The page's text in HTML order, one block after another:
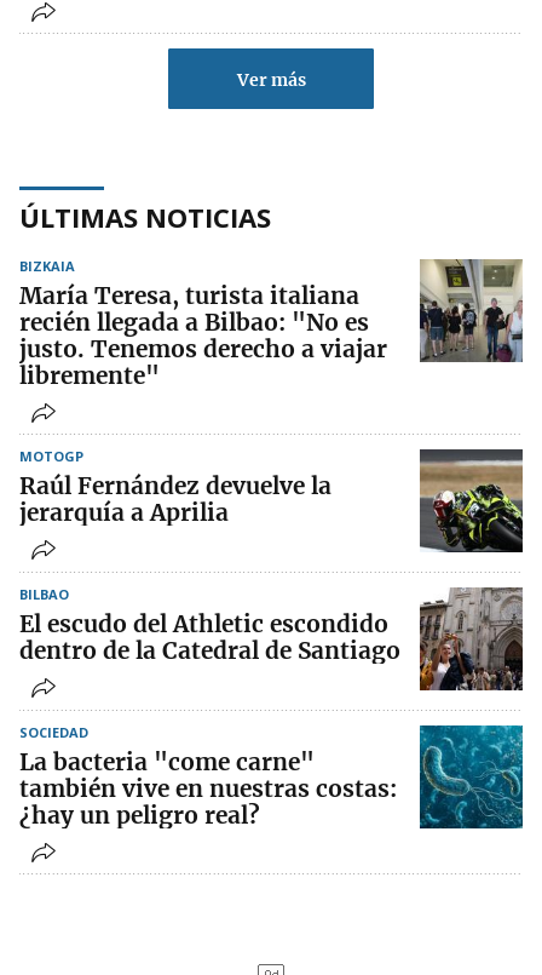
Ver más
ÚLTIMAS NOTICIAS
BIZKAIA
María Teresa, turista italiana
recién llegada a Bilbao: "No es
justo. Tenemos derecho a viajar
libremente"
MOTOGP
Raúl Fernández devuelve la
jerarquía a Aprilia
BILBAO
El escudo del Athletic escondido
dentro de la Catedral de Santiago
SOCIEDAD
La bacteria "come carne"
también vive en nuestras costas:
¿hay un peligro real?